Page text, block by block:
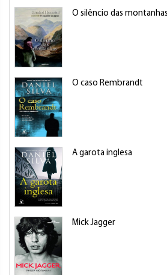
O silêncio das montanhas
O caso Rembrandt
A garota inglesa
Mick Jagger